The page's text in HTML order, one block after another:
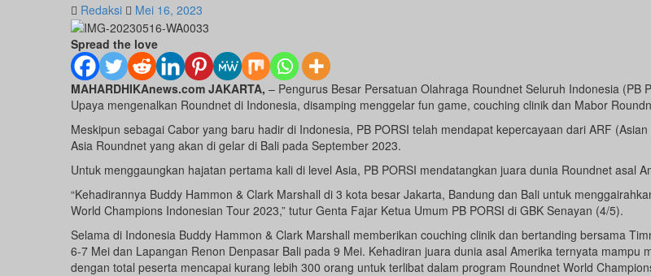
Redaksi Mei 16, 2023
Spread the love
MAHARDHIKAnews.com JAKARTA, – Pengurus Besar Persatuan Olahraga Roundnet Seluruh Indonesia
Upaya mengenalkan Roundnet di Indonesia, disamping menggelar fun game, couching clinik dan Mabor
Meskipun sebagai Cabor yang baru hadir di Indonesia, PB PORSI telah mendapat kepercayaan dari ARF
Asia Roundnet yang akan di gelar di Bali pada September 2023.
Untuk menggaungkan hajatan pertama kali di level Asia, PB PORSI mendatangkan juara dunia Roundnet asal
“Kehadirannya Buddy Hammon & Clark Marshall di 3 kota besar Jakarta, Bandung dan Bali untuk
World Champions Indonesian Tour 2023,” tutur Genta Fajar Ketua Umum PB PORSI di GBK Senayan (4/5).
Selama di Indonesia Buddy Hammon & Clark Marshall memberikan couching clinik dan bertanding bersama
6-7 Mei dan Lapangan Renon Denpasar Bali pada 9 Mei. Kehadiran juara dunia asal Amerika ternyata
dengan total peserta mencapai kurang lebih 300 orang untuk terlibat dalam program Roundnet World